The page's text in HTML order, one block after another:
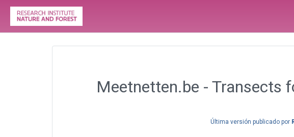
Meetnetten.be - Transects
Última versión publicado por